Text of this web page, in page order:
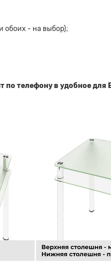
обоих - на выбор);
телефону в удобное